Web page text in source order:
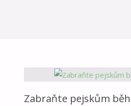
Zabraňte pejskům